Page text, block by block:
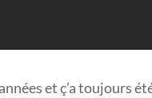
et ç’a toujours